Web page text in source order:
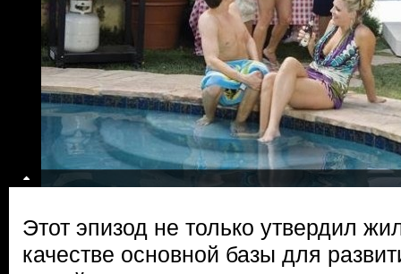
Этот эпизод не только утвердил
качестве основной базы для